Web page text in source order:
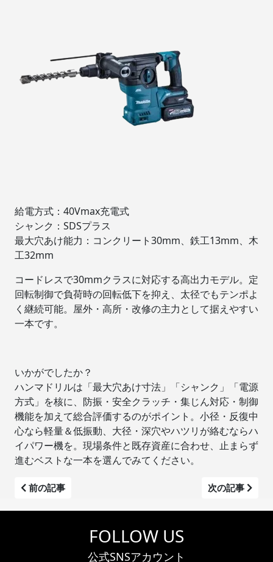
給電方式：40Vmax充電式
シャンク：SDSプラス
最大穴あけ能力：コンクリート30mm、鉄工13mm、木
工32mm
コードレスで30mmクラスに対応する高出力モデル。定
回転制御で負荷時の回転低下を抑え、太径でもテンポよ
く継続可能。屋外・高所・改修の主力として据えやすい
一本です。
いかがでしたか？
ハンマドリルは「最大穴あけ寸法」「シャンク」「電源
方式」を核に、防振・安全クラッチ・集じん対応・制御
機能を加えて総合評価するのがポイント。小径・反復中
心なら軽量＆低振動、大径・深穴やハツリが絡むならハ
イパワー機を。現場条件と既存資産に合わせ、止まらず
進むベストな一本を選んでみてください。
次の記事
前の記事
FOLLOW US
公式SNSアカウント